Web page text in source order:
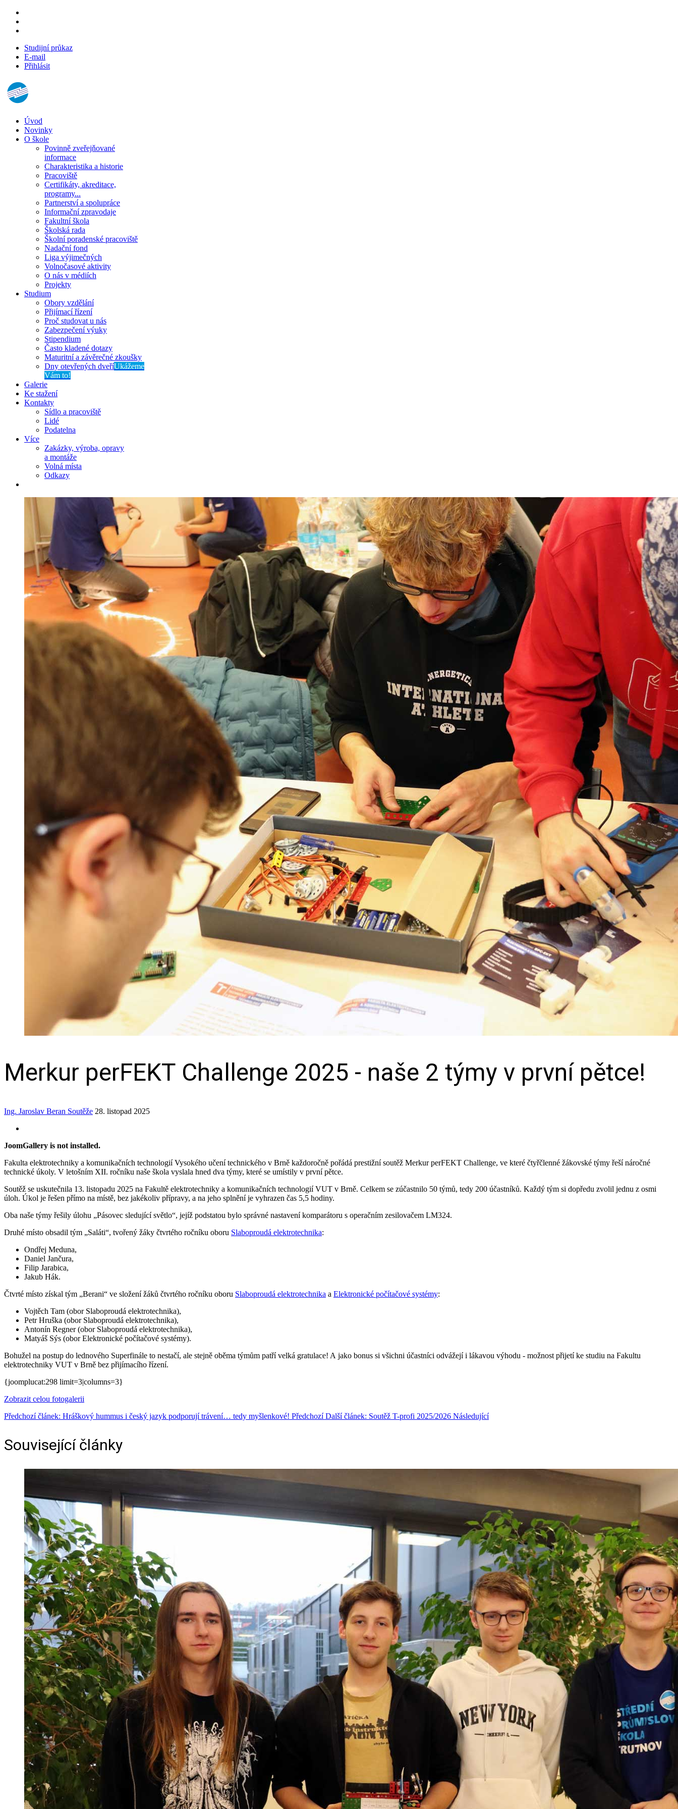
Studijní průkaz
E-mail
Přihlásit
Úvod
Novinky
O škole
Povinně zveřejňované
informace
Charakteristika a historie
Pracoviště
Certifikáty, akreditace,
programy...
Partnerství a spolupráce
Informační zpravodaje
Fakultní škola
Školská rada
Školní poradenské pracoviště
Nadační fond
Liga výjimečných
Volnočasové aktivity
O nás v médiích
Projekty
Studium
Obory vzdělání
Přijímací řízení
Proč studovat u nás
Zabezpečení výuky
Stipendium
Často kladené dotazy
Maturitní a závěrečné zkoušky
Dny otevřených dveříUkážeme
Vám to!
Galerie
Ke stažení
Kontakty
Sídlo a pracoviště
Lidé
Podatelna
Více
Zakázky, výroba, opravy
a montáže
Volná místa
Odkazy
Merkur perFEKT Challenge 2025 - naše 2 týmy v první pětce!
Ing. Jaroslav Beran Soutěže 28. listopad 2025
JoomGallery is not installed.
Fakulta elektrotechniky a komunikačních technologií Vysokého učení technického v Brně každoročně pořádá prestižní soutěž Merkur perFEKT Challenge, ve které čtyřčlenné žákovské týmy řeší náročné
technické úkoly. V letošním XII. ročníku naše škola vyslala hned dva týmy, které se umístily v první pětce.
Soutěž se uskutečnila 13. listopadu 2025 na Fakultě elektrotechniky a komunikačních technologií VUT v Brně. Celkem se zúčastnilo 50 týmů, tedy 200 účastníků. Každý tým si dopředu zvolil jednu z osmi
úloh. Úkol je řešen přímo na místě, bez jakékoliv přípravy, a na jeho splnění je vyhrazen čas 5,5 hodiny.
Oba naše týmy řešily úlohu „Pásovec sledující světlo“, jejíž podstatou bylo správné nastavení komparátoru s operačním zesilovačem LM324.
Druhé místo obsadil tým „Saláti“, tvořený žáky čtvrtého ročníku oboru Slaboproudá elektrotechnika:
Ondřej Meduna,
Daniel Jančura,
Filip Jarabica,
Jakub Hák.
Čtvrté místo získal tým „Berani“ ve složení žáků čtvrtého ročníku oboru Slaboproudá elektrotechnika a Elektronické počítačové systémy:
Vojtěch Tam (obor Slaboproudá elektrotechnika),
Petr Hruška (obor Slaboproudá elektrotechnika),
Antonín Regner (obor Slaboproudá elektrotechnika),
Matyáš Sýs (obor Elektronické počítačové systémy).
Bohužel na postup do lednového Superfinále to nestačí, ale stejně oběma týmům patří velká gratulace! A jako bonus si všichni účastníci odvážejí i lákavou výhodu ‑ možnost přijetí ke studiu na Fakultu
elektrotechniky VUT v Brně bez přijímacího řízení.
{joomplucat:298 limit=3|columns=3}
Zobrazit celou fotogalerii
Předchozí článek: Hráškový hummus i český jazyk podporují trávení… tedy myšlenkové! Předchozí Další článek: Soutěž T-profi 2025/2026 Následující
Související články